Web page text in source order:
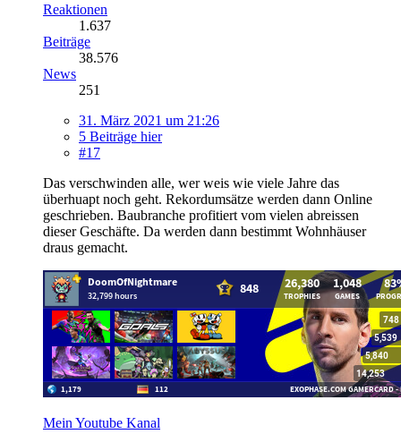
Reaktionen
1.637
Beiträge
38.576
News
251
31. März 2021 um 21:26
5 Beiträge hier
#17
Das verschwinden alle, wer weis wie viele Jahre das
überhuapt noch geht. Rekordumsätze werden dann Online
geschrieben. Baubranche profitiert vom vielen abreissen
dieser Geschäfte. Da werden dann bestimmt Wohnhäuser
draus gemacht.
Mein Youtube Kanal